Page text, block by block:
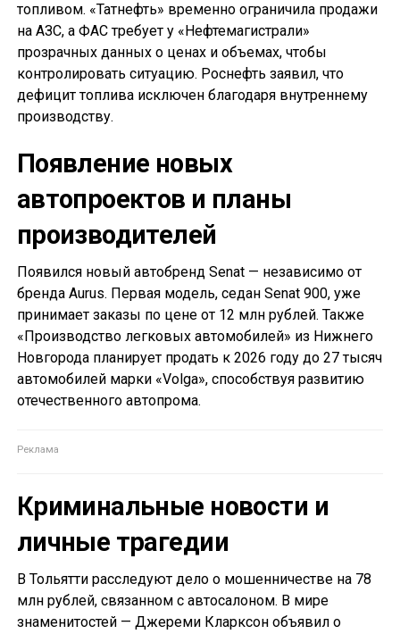
топливом. «Татнефть» временно ограничила продажи
на АЗС, а ФАС требует у «Нефтемагистрали»
прозрачных данных о ценах и объемах, чтобы
контролировать ситуацию. Роснефть заявил, что
дефицит топлива исключен благодаря внутреннему
производству.
Появление новых
автопроектов и планы
производителей
Появился новый автобренд Senat — независимо от
бренда Aurus. Первая модель, седан Senat 900, уже
принимает заказы по цене от 12 млн рублей. Также
«Производство легковых автомобилей» из Нижнего
Новгорода планирует продать к 2026 году до 27 тысяч
автомобилей марки «Volga», способствуя развитию
отечественного автопрома.
Криминальные новости и
личные трагедии
В Тольятти расследуют дело о мошенничестве на 78
млн рублей, связанном с автосалоном. В мире
знаменитостей — Джереми Кларксон объявил о